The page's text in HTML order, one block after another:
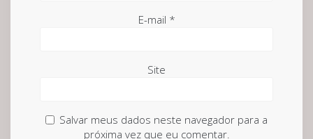
E-mail *
Site
Salvar meus dados neste navegador para a
próxima vez que eu comentar.